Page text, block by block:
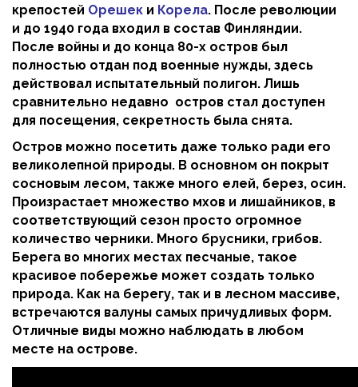
крепостей Орешек и Корела. После революции
и до 1940 года входил в состав Финляндии.
После войны и до конца 80-х остров был
полностью отдан под военные нужды, здесь
действовал испытательный полигон. Лишь
сравнительно недавно остров стал доступен
для посещения, секретность была снята.
Остров можно посетить даже только ради его
великолепной природы. В основном он покрыт
сосновым лесом, также много елей, берез, осин.
Произрастает множество мхов и лишайников, в
соответствующий сезон просто огромное
количество черники. Много брусники, грибов.
Берега во многих местах песчаные, такое
красивое побережье может создать только
природа. Как на берегу, так и в лесном массиве,
встречаются валуны самых причудливых форм.
Отличные виды можно наблюдать в любом
месте на острове.